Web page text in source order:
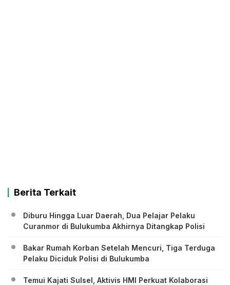
Berita Terkait
Diburu Hingga Luar Daerah, Dua Pelajar Pelaku
Curanmor di Bulukumba Akhirnya Ditangkap Polisi
Bakar Rumah Korban Setelah Mencuri, Tiga Terduga
Pelaku Diciduk Polisi di Bulukumba
Temui Kajati Sulsel, Aktivis HMI Perkuat Kolaborasi